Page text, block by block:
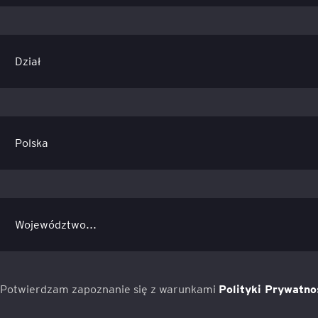
Potwierdzam zapoznanie się z warunkami Polityki